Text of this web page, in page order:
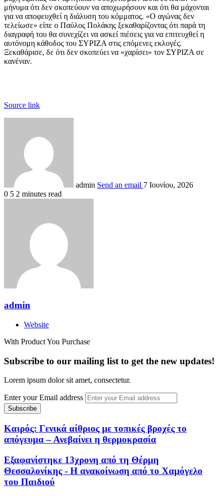
μήνυμα ότι δεν σκοπεύουν να αποχωρήσουν και ότι θα μάχονται
για να αποφευχθεί η διάλυση του κόμματος. «Ο αγώνας δεν
τελείωσε» είπε ο Παύλος Πολάκης ξεκαθαρίζοντας ότι παρά τη
διαγραφή του θα συνεχίζει να ασκεί πιέσεις για να επιτευχθεί η
αυτόνομη κάθοδος του ΣΥΡΙΖΑ στις επόμενες εκλογές.
Ξεκαθάρισε, δε ότι δεν σκοπεύει να «χαρίσει» τον ΣΥΡΙΖΑ σε
κανέναν.
Source link
admin Send an email 7 Ιουνίου, 2026
0 5 2 minutes read
admin
Website
With Product You Purchase
Subscribe to our mailing list to get the new updates!
Lorem ipsum dolor sit amet, consectetur.
Enter your Email address
Καιρός: Γενικά αίθριος με τοπικές βροχές το
απόγευμα – Ανεβαίνει η θερμοκρασία
Εξαφανίστηκε 13χρονη από τη Θέρμη
Θεσσαλονίκης - Η ανακοίνωση από το Χαμόγελο
του Παιδιού